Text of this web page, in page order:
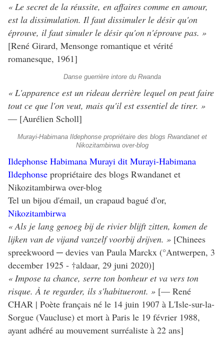
« Le secret de la réussite, en affaires comme en amour,
est la dissimulation. Il faut dissimuler le désir qu'on
éprouve, il faut simuler le désir qu'on n'éprouve pas. »
[René Girard, Mensonge romantique et vérité
romanesque, 1961]
Danse guerrière intore du Rwanda
« L'apparence est un rideau derrière lequel on peut faire
tout ce que l'on veut, mais qu'il est essentiel de tirer. »
― [Aurélien Scholl]
Murayi-Habimana Ildephonse propriétaire des blogs Rwandanet et
Nikozitambirwa over-blog
Ildephonse Habimana Murayi dit Murayi-Habimana
Ildephonse propriétaire des blogs Rwandanet et
Nikozitambirwa over-blog
Tel un bijou d'émail, un crapaud bagué d'or,
Nikozitambirwa
« Als je lang genoeg bij de ­rivier blijft zitten, komen de
lijken van de vijand vanzelf voorbij drijven. » [Chinees
spreekwoord ─ devies van Paula Marckx (°Antwerpen, 3
december 1925 - †aldaar, 29 juni 2020)]
« Impose ta chance, serre ton bonheur et va vers ton
risque. À te regarder, ils s'habitueront. » [— René
CHAR | Poète français né le 14 juin 1907 à L'Isle-sur-la-
Sorgue (Vaucluse) et mort à Paris le 19 février 1988,
ayant adhéré au mouvement surréaliste à 22 ans]